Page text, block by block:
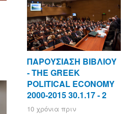
ΠΑΡΟΥΣΙΑΣΗ ΒΙΒΛΙΟΥ
- ΤΗΕ GREEK
POLITICAL ECONOMY
2000-2015 30.1.17 - 2
10 χρόνια πριν